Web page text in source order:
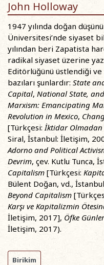
John Holloway
1947 yılında doğan
Üniversitesi’nde siyaset
yılından beri Zapatista
radikal siyaset üzerine
Editörlüğünü üstlendiği
bazıları şunlardır: State
Capital, National State,
Marxism: Emancipating
Revolution in Mexico,
[Türkçesi: İktidar Olmadan
Siral, İstanbul: İletişim,
Adorno and Political
Devrim, çev. Kutlu Tunca,
Capitalism [Türkçesi:
Bülent Doğan, vd.,
Beyond Capitalism
Karşı ve Kapitalizmin
İletişim, 2017], Öfke
İletişim, 2017).
Birikim